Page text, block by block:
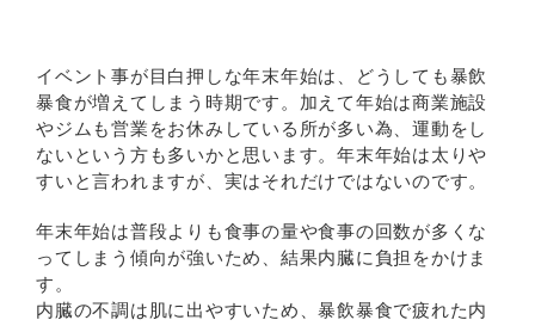
イベント事が目白押しな年末年始は、どうしても暴飲
暴食が増えてしまう時期です。加えて年始は商業施設
やジムも営業をお休みしている所が多い為、運動をし
ないという方も多いかと思います。年末年始は太りや
すいと言われますが、実はそれだけではないのです。
年末年始は普段よりも食事の量や食事の回数が多くな
ってしまう傾向が強いため、結果内臓に負担をかけま
す。
内臓の不調は肌に出やすいため、暴飲暴食で疲れた内